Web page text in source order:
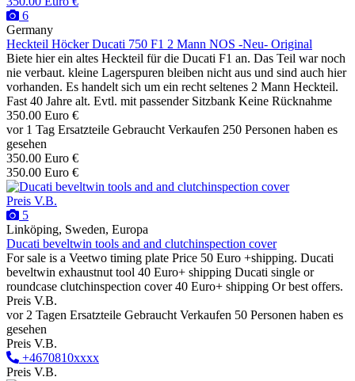
6
Germany
Heckteil Höcker Ducati 750 F1 2 Mann NOS -Neu- Original
Biete hier ein altes Heckteil für die Ducati F1 an. Das Teil war noch
nie verbaut. kleine Lagerspuren bleiben nicht aus und sind auch hier
vorhanden. Es handelt sich um ein recht seltenes 2 Mann Heckteil.
Fast 40 Jahre alt. Evtl. mit passender Sitzbank Keine Rücknahme
350.00 Euro €
vor 1 Tag Ersatzteile Gebraucht Verkaufen 250 Personen haben es
gesehen
350.00 Euro €
350.00 Euro €
Preis V.B.
5
Linköping, Sweden, Europa
Ducati beveltwin tools and and clutchinspection cover
For sale is a Veetwo timing plate Price 50 Euro +shipping. Ducati
beveltwin exhaustnut tool 40 Euro+ shipping Ducati single or
roundcase clutchinspection cover 40 Euro+ shipping Or best offers.
Preis V.B.
vor 2 Tagen Ersatzteile Gebraucht Verkaufen 50 Personen haben es
gesehen
Preis V.B.
+4670810xxxx
Preis V.B.